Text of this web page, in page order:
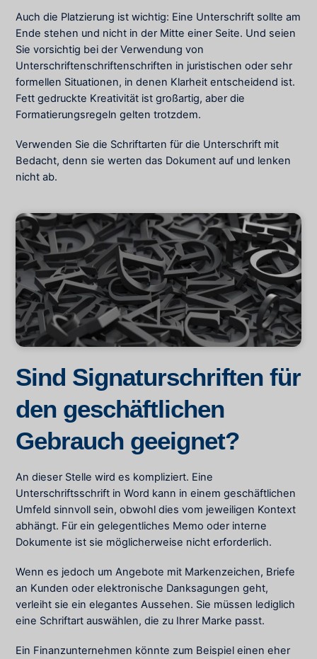
Auch die Platzierung ist wichtig: Eine Unterschrift sollte am
Ende stehen und nicht in der Mitte einer Seite. Und seien
Sie vorsichtig bei der Verwendung von
Unterschriftenschriftenschriften in juristischen oder sehr
formellen Situationen, in denen Klarheit entscheidend ist.
Fett gedruckte Kreativität ist großartig, aber die
Formatierungsregeln gelten trotzdem.
Verwenden Sie die Schriftarten für die Unterschrift mit
Bedacht, denn sie werten das Dokument auf und lenken
nicht ab.
Sind Signaturschriften für
den geschäftlichen
Gebrauch geeignet?
An dieser Stelle wird es kompliziert. Eine
Unterschriftsschrift in Word kann in einem geschäftlichen
Umfeld sinnvoll sein, obwohl dies vom jeweiligen Kontext
abhängt. Für ein gelegentliches Memo oder interne
Dokumente ist sie möglicherweise nicht erforderlich.
Wenn es jedoch um Angebote mit Markenzeichen, Briefe
an Kunden oder elektronische Danksagungen geht,
verleiht sie ein elegantes Aussehen. Sie müssen lediglich
eine Schriftart auswählen, die zu Ihrer Marke passt.
Ein Finanzunternehmen könnte zum Beispiel einen eher